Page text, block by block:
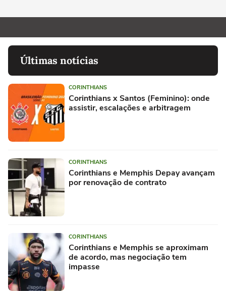
Últimas notícias
CORINTHIANS
Corinthians x Santos (Feminino): onde
assistir, escalações e arbitragem
CORINTHIANS
Corinthians e Memphis Depay avançam
por renovação de contrato
CORINTHIANS
Corinthians e Memphis se aproximam
de acordo, mas negociação tem
impasse